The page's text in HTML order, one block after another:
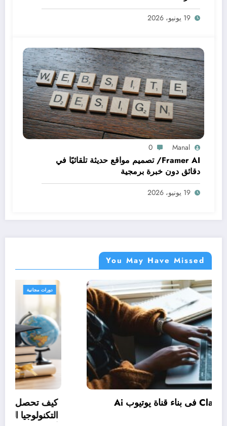
19 يونيو، 2026
Manal
0
Framer AI/ تصميم مواقع حديثة تلقائيًا في
دقائق دون خبرة برمجية
19 يونيو، 2026
You May Have Missed
دورات مجانية
كيف تستخدم Claude فى بناء قناة يوتيوب Ai